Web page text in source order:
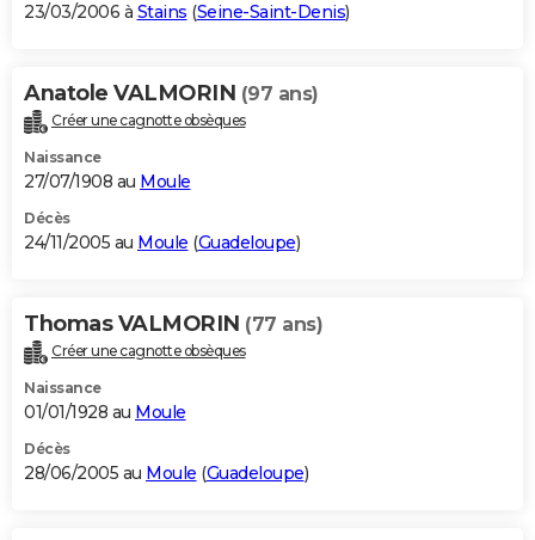
23/03/2006 à Stains (Seine-Saint-Denis)
Anatole VALMORIN (97 ans)
Créer une cagnotte obsèques
Naissance
27/07/1908 au Moule
Décès
24/11/2005 au Moule (Guadeloupe)
Thomas VALMORIN (77 ans)
Créer une cagnotte obsèques
Naissance
01/01/1928 au Moule
Décès
28/06/2005 au Moule (Guadeloupe)